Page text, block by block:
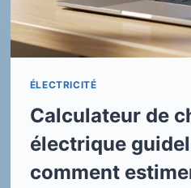
ÉLECTRICITÉ
Calculateur de
électrique
comment